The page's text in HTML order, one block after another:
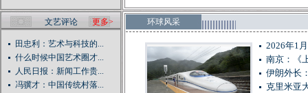
文艺评论 更多>
田忠利：艺术与科技的...
什么时候中国艺术圈才...
人民日报：新闻工作贵...
冯骥才：中国传统村落...
环球风采
2026年1
南京：《
伊朗外长
克里米亚